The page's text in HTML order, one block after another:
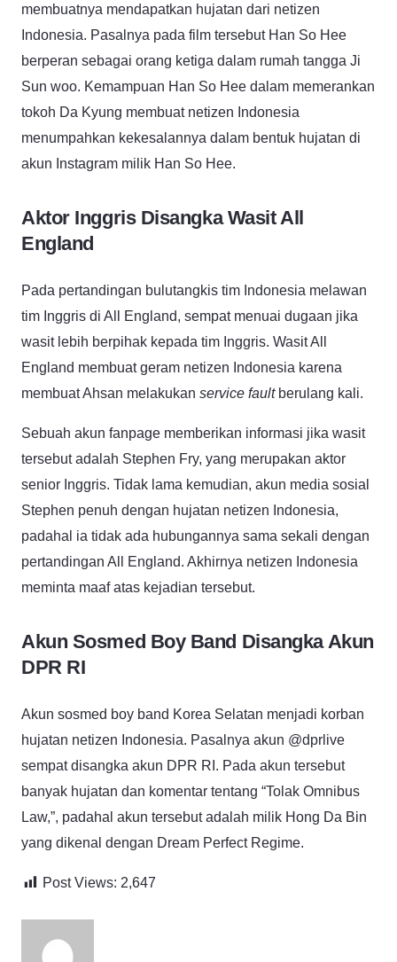
membuatnya mendapatkan hujatan dari netizen
Indonesia. Pasalnya pada film tersebut Han So Hee
berperan sebagai orang ketiga dalam rumah tangga Ji
Sun woo. Kemampuan Han So Hee dalam memerankan
tokoh Da Kyung membuat netizen Indonesia
menumpahkan kekesalannya dalam bentuk hujatan di
akun Instagram milik Han So Hee.
Aktor Inggris Disangka Wasit All
England
Pada pertandingan bulutangkis tim Indonesia melawan
tim Inggris di All England, sempat menuai dugaan jika
wasit lebih berpihak kepada tim Inggris. Wasit All
England membuat geram netizen Indonesia karena
membuat Ahsan melakukan service faultberulang kali.
Sebuah akun fanpage memberikan informasi jika wasit
tersebutadalah Stephen Fry, yang merupakan aktor
senior Inggris. Tidak lama kemudian, akun media sosial
Stephen penuh dengan hujatan netizen Indonesia,
padahal ia tidak ada hubungannya sama sekali dengan
pertandingan All England. Akhirnya netizen Indonesia
meminta maaf atas kejadian tersebut.
Akun Sosmed Boy Band Disangka Akun
DPR RI
Akun sosmed boy band Korea Selatan menjadi korban
hujatan netizen Indonesia. Pasalnya akun @dprlive
sempat disangka akun DPR RI. Pada akun tersebut
banyak hujatan dan komentar tentang “Tolak Omnibus
Law,”, padahal akun tersebut adalah milik Hong Da Bin
yang dikenal dengan Dream Perfect Regime.
Post Views: 2,647